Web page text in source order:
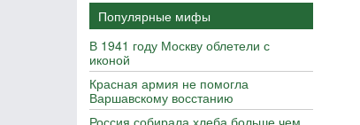
Популярные мифы
В 1941 году Москву облетели с
иконой
Красная армия не помогла
Варшавскому восстанию
Россия собирала хлеба больше чем